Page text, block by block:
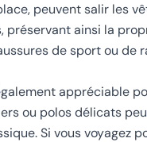
peuvent salir les
préservant ainsi la
de sport ou de
appréciable
ou polos délicats
Si vous voyagez